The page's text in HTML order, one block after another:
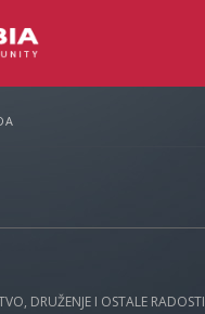
DRUŽENJE I OSTALE RADOSTI